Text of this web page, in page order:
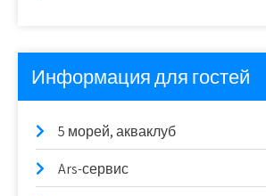
Информация для гостей
5 морей, акваклуб
Ars-сервис